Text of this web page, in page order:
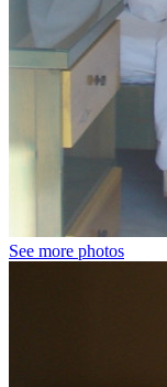
See more photos